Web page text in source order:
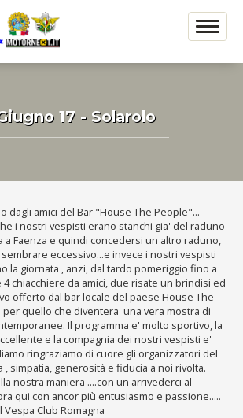
17 - Solarolo
dagli amici del Bar "House The People"...
i nostri vespisti erano stanchi gia' del raduno
a Faenza e quindi concedersi un altro raduno,
eccessivo...e invece i nostri vespisti
la giornata , anzi, dal tardo pomeriggio fino a
chiacchiere da amici, due risate un brindisi ed
offerto dal bar locale del paese House The
quello che diventera' una vera mostra di
Il programma e' molto sportivo, la
e la compagnia dei nostri vespisti e'
ringraziamo di cuore gli organizzatori del
, simpatia, generosità e fiducia a noi rivolta.
nostra maniera ....con un arrivederci al
qui con ancor più entusiasmo e passione.....
Vespa Club Romagna